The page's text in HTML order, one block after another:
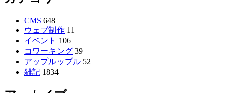
CMS 648
ウェブ制作 11
イベント 106
コワーキング 39
アップルップル 52
雑記 1834